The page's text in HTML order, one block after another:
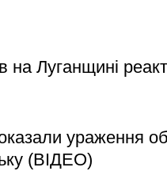
на Луганщині
ураження
(ВІДЕО)